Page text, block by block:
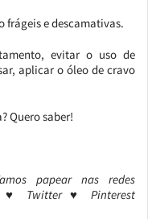
frágeis e descamativas.
evitar o uso de
aplicar o óleo de cravo
Quero saber!
papear nas redes
♥ Twitter ♥ Pinterest